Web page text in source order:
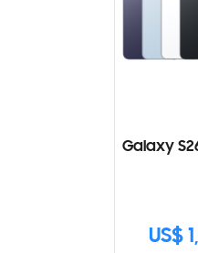
Galaxy
US$